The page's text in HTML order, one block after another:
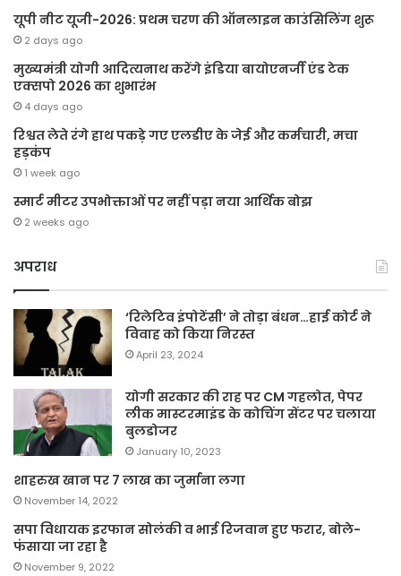
यूपी नीट यूजी-2026: प्रथम चरण की ऑनलाइन काउंसिलिंग शुरू
2 days ago
मुख्यमंत्री योगी आदित्यनाथ करेंगे इंडिया बायोएनर्जी एंड टेक
एक्सपो 2026 का शुभारंभ
4 days ago
रिश्वत लेते रंगे हाथ पकड़े गए एलडीए के जेई और कर्मचारी, मचा
हड़कंप
1 week ago
स्मार्ट मीटर उपभोक्ताओं पर नहीं पड़ा नया आर्थिक बोझ
2 weeks ago
अपराध
‘रिलेटिव इंपोटेंसी’ ने तोड़ा बंधन…हाई कोर्ट ने
विवाह को किया निरस्त
April 23, 2024
योगी सरकार की राह पर CM गहलोत, पेपर
लीक मास्टरमाइंड के कोचिंग सेंटर पर चलाया
बुलडोजर
January 10, 2023
शाहरुख खान पर 7 लाख का जुर्माना लगा
November 14, 2022
सपा विधायक इरफान सोलंकी व भाई रिजवान हुए फरार, बोले-
फंसाया जा रहा है
November 9, 2022